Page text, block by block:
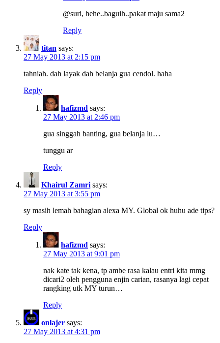
@suri, hehe..baguih..pakat maju sama2
Reply
titan says:
27 May 2013 at 2:15 pm
tahniah. dah layak dah belanja gua cendol. haha
Reply
hafizmd says:
27 May 2013 at 2:46 pm
gua singgah banting, gua belanja lu…
tunggu ar
Reply
Khairul Zamri says:
27 May 2013 at 3:55 pm
sy masih lemah bahagian alexa MY. Global ok huhu ade tips?
Reply
hafizmd says:
27 May 2013 at 9:01 pm
nak kate tak kena, tp ambe rasa kalau entri kita mmg
dicari2 oleh pengguna enjin carian, rasanya lagi cepat
rangking utk MY turun…
Reply
onlajer says:
27 May 2013 at 4:31 pm